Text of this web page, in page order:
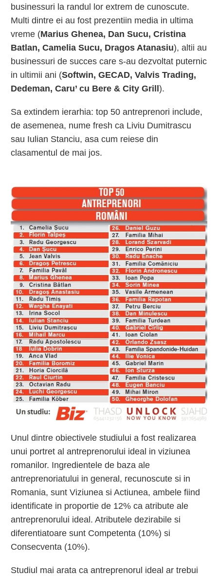
businessuri la randul lor extrem de cunoscute.
Multi dintre ei au fost prezentiin media in ultima
vreme (Marius Ghenea, Dan Sucu, Cristina
Batlan, Camelia Sucu, Dragos Atanasiu), altii au
businessuri de succes care s-au dezvoltat puternic
in ultimii ani (Softwin, GECAD, Valvis Trading,
Dedeman, Caru’ cu Bere & City Grill).
Sa extindem ierarhia: top 50 antreprenori include,
de asemenea, nume fresh ca Liviu Dumitrascu
sau Iulian Stanciu, asa cum reiese din
clasamentul de mai jos.
Unul dintre obiectivele studiului a fost realizarea
unui portret al antreprenorului ideal in viziunea
romanilor. Ingredientele de baza ale
antreprenoriatului in general, recunoscute si in
Romania, sunt Viziunea si Actiunea, ambele fiind
identificate in proportie de 12% ca atribute ale
antreprenorului ideal. Atributele dezirabile si
diferentiatoare sunt Competenta (10%) si
Consecventa (10%).
Studiul mai arata ca antreprenorul ideal ar trebui